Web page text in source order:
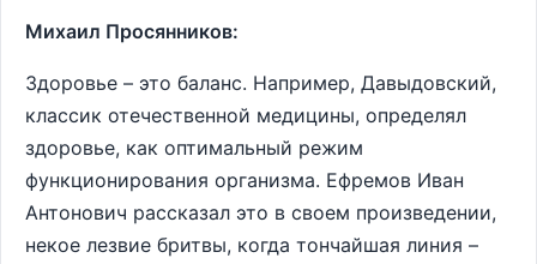
Михаил Просянников:
Здоровье – это баланс. Например, Давыдовский,
классик отечественной медицины, определял
здоровье, как оптимальный режим
функционирования организма. Ефремов Иван
Антонович рассказал это в своем произведении,
некое лезвие бритвы, когда тончайшая линия –